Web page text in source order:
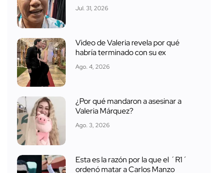
Jul. 31, 2026
Video de Valeria revela por qué
habría terminado con su ex
Ago. 4, 2026
¿Por qué mandaron a asesinar a
Valeria Márquez?
Ago. 3, 2026
Esta es la razón por la que el ´R1´
ordenó matar a Carlos Manzo